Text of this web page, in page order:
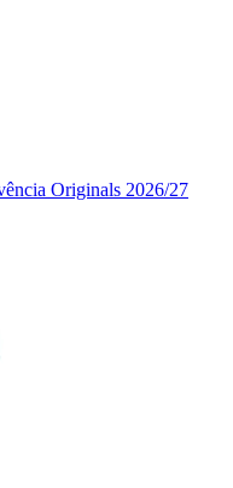
Originals 2026/27